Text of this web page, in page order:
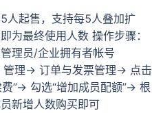
人起售，支持每5人叠加扩
为最终使用人数 操作步骤：
理员/企业拥有者帐号
理→ 订单与发票管理→ 点击
”→ 勾选“增加成员配额”→ 根
新增人数购买即可